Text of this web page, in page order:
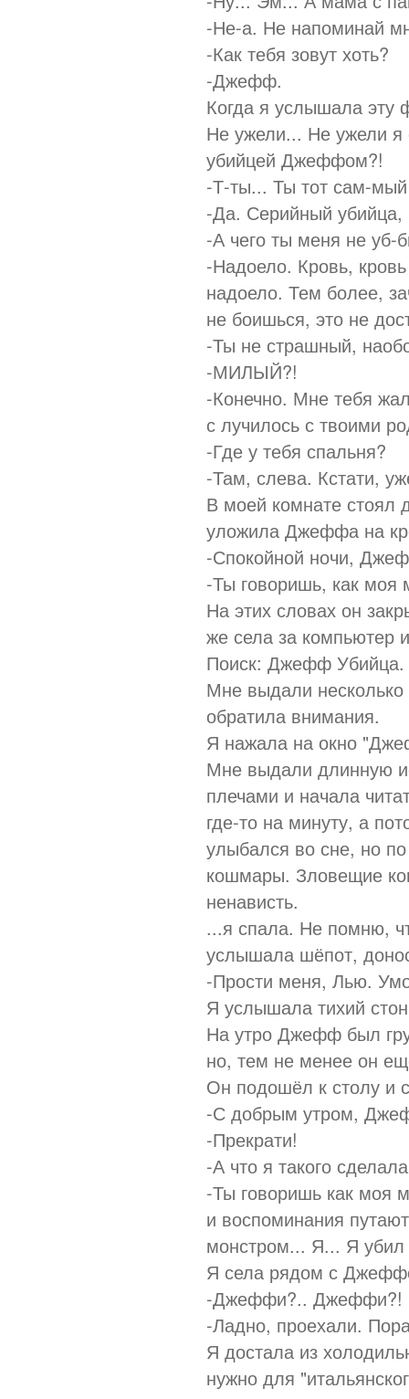
-Не-а. Не напоминай
-Как тебя зовут хоть?
-Джефф.
Когда я услышала эту
Не ужели... Не ужели
убийцей Джеффом?!
-Т-ты... Ты тот сам-
-Да. Серийный убийца,
-А чего ты меня не уб-
-Надоело. Кровь,
надоело. Тем более,
не боишься, это не
-Ты не страшный,
-МИЛЫЙ?!
-Конечно. Мне тебя
с лучилось с твоими
-Где у тебя спальня?
-Там, слева. Кстати,
В моей комнате стоял
уложила Джеффа на
-Спокойной ночи,
-Ты говоришь, как моя
На этих словах он
же села за компьютер
Поиск: Джефф Убийца.
Мне выдали несколько
обратила внимания.
Я нажала на окно
Мне выдали длинную
плечами и начала
где-то на минуту, а
улыбался во сне, но
кошмары. Зловещие
ненависть.
...я спала. Не помню,
услышала шёпот,
-Прости меня, Лью.
Я услышала тихий
На утро Джефф был
но, тем не менее он
Он подошёл к столу и
-С добрым утром,
-Прекрати!
-А что я такого
-Ты говоришь как моя
и воспоминания
монстром... Я... Я
Я села рядом с
-Джеффи?.. Джеффи?!
-Ладно, проехали.
Я достала из
нужно для